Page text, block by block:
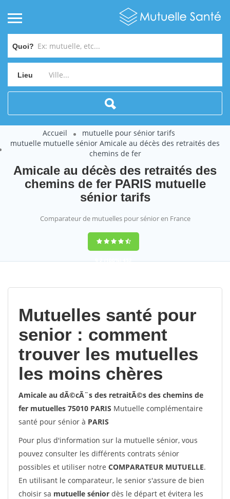
Quoi?
Lieu
Accueil
mutuelle pour sénior tarifs
mutuelle mutuelle sénior Amicale au décès des retraités des
chemins de fer
Amicale au décès des retraités des
chemins de fer PARIS mutuelle
sénior tarifs
Comparateur de mutuelles pour sénior en France
9,2(100%)452
Mutuelles santé pour
senior : comment
trouver les mutuelles
les moins chères
Amicale au dÃ©cÃ¨s des retraitÃ©s des chemins de
fer mutuelles 75010 PARIS Mutuelle complémentaire
santé pour sénior à PARIS
Pour plus d'information sur la mutuelle sénior, vous
pouvez consulter les différents contrats sénior
possibles et utiliser notre COMPARATEUR MUTUELLE.
En utilisant le comparateur, le senior s'assure de bien
choisir sa mutuelle sénior dès le départ et évitera les